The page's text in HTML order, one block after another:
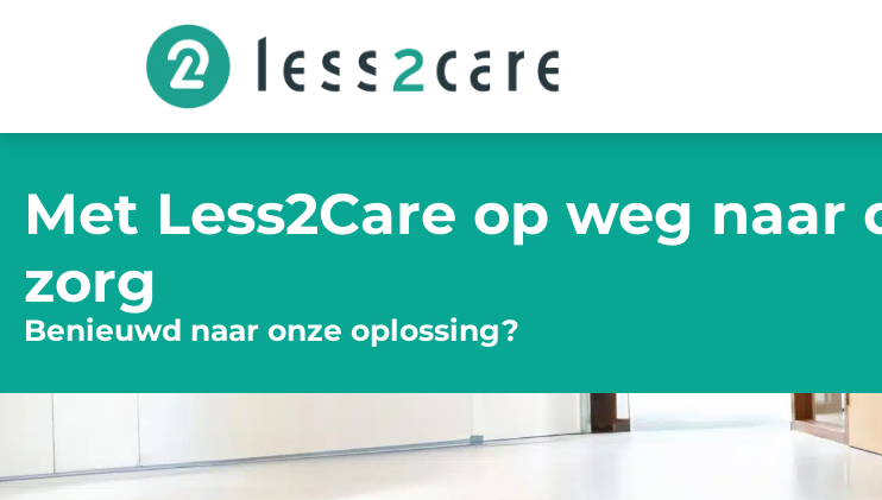
Met Less2Care op weg naar
zorg
Benieuwd naar onze oplossing?